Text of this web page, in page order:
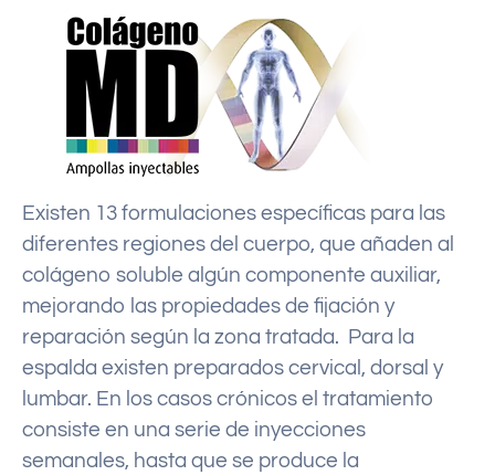
Existen 13 formulaciones específicas para las
diferentes regiones del cuerpo, que añaden al
colágeno soluble algún componente auxiliar,
mejorando las propiedades de fijación y
reparación según la zona tratada. Para la
espalda existen preparados cervical, dorsal y
lumbar. En los casos crónicos el tratamiento
consiste en una serie de inyecciones
semanales, hasta que se produce la